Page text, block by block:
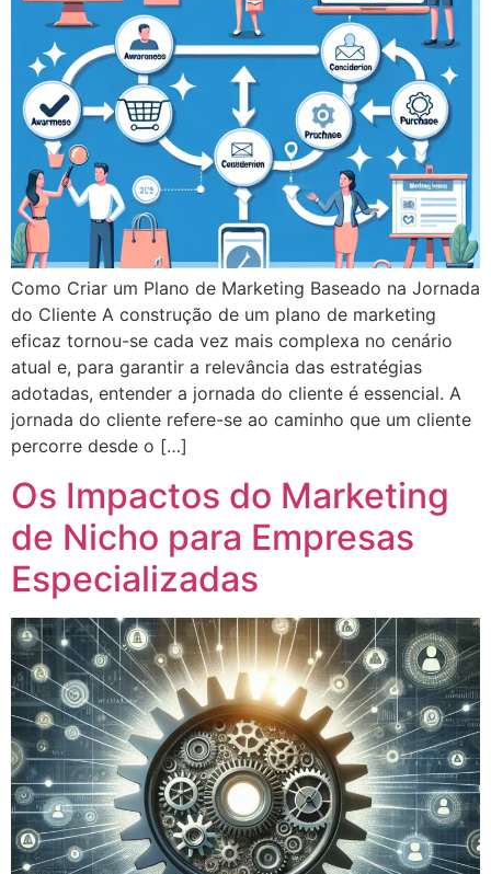
Como Criar um Plano de Marketing Baseado na Jornada
do Cliente A construção de um plano de marketing
eficaz tornou-se cada vez mais complexa no cenário
atual e, para garantir a relevância das estratégias
adotadas, entender a jornada do cliente é essencial. A
jornada do cliente refere-se ao caminho que um cliente
percorre desde o […]
Os Impactos do Marketing
de Nicho para Empresas
Especializadas